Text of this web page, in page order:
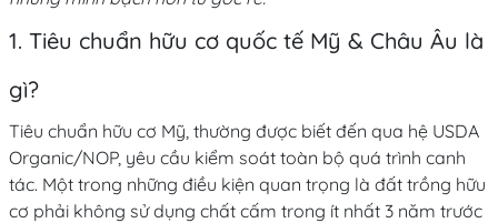
1. Tiêu chuẩn hữu cơ quốc tế Mỹ & Châu Âu là
gì?
Tiêu chuẩn hữu cơ Mỹ, thường được biết đến qua hệ USDA
Organic/NOP, yêu cầu kiểm soát toàn bộ quá trình canh
tác. Một trong những điều kiện quan trọng là đất trồng hữu
cơ phải không sử dụng chất cấm trong ít nhất 3 năm trước